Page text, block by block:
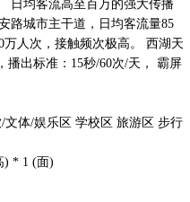
日均客流高至百万的强大传播
路城市主干道，日均客流量85
人次，接触频次极高。 西湖天
播出标准：15秒/60次/天， 霸屏
文体/娱乐区 学校区 旅游区 步行
) * 1 (面)